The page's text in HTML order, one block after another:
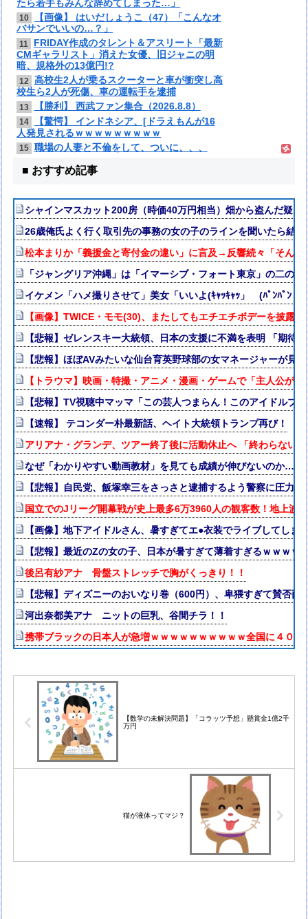
たら若手もみんな辞めてしまった…」
10
【画像】 はいだしょうこ（47）「こんなオ
バサンでいいの…？」
11
FRIDAY作成のタレント＆アスリート「最新
CMギャラリスト」消えた女優、旧ジャニの明
暗、規格外の13億円!?
12
高校生2人が乗るスクーターと車が衝突し高
校生ら2人が死傷、車の運転手を逮捕
13 【勝利】 西武ファン集合（2026.8.8）
14
【驚愕】 インドネシア、[ドラえもんが16
人発見されるｗｗｗｗｗｗｗｗｗ
15 職場の人妻と不倫をして、ついに、、、
■ おすすめ記事
シャインマスカット200房（時価40万円相当）畑から盗んだ疑
26歳俺氏よく行く取引先の事務の女の子のラインを聞いたら結果
松本まりか「義援金と寄付金の違い」に言及→反響続々「そんな
「ジャングリア沖縄」は「イマーシブ・フォート東京」の二
イケメン「ハメ撮りさせて」美女「いいよ(ｷｬｯｷｬｯ」 (ﾊﾟﾝﾊﾟﾝ
【画像】TWICE・モモ(30)、またしてもエチエチボデーを披露
【悲報】ゼレンスキー大統領、日本の支援に不満を表明 「期待
【悲報】ほぼAVみたいな仙台育英野球部の女マネージャーが見
【トラウマ】映画・特撮・アニメ・漫画・ゲームで「主人公が
【悲報】TV視聴中マッマ「この芸人つまらん！このアイドルブ
【速報】 テコンダー朴最新話、ヘイト大統領トランプ再び！
アリアナ・グランデ、ツアー終了後に活動休止へ 「終わらない
なぜ「わかりやすい動画教材」を見ても成績が伸びないのか…
【悲報】自民党、飯塚幸三をさっさと逮捕するよう警察に圧力か
国立でのJリーグ開幕戦が史上最多6万3960人の観客数！地上波
【画像】地下アイドルさん、暑すぎてエ●衣装でライブしてしま
【悲報】最近のZの女の子、日本が暑すぎて薄着すぎるｗｗｗｗ
後呂有紗アナ 骨盤ストレッチで胸がくっきり！！
【悲報】ディズニーのおいなり巻（600円）、卑猥すぎて賛否
河出奈都美アナ ニットの巨乳、谷間チラ！！
携帯ブラックの日本人が急増ｗｗｗｗｗｗｗｗｗｗ全国に４００
【数学の未解決問題】「コラッツ予想」懸賞金1億2千
万円
猫が液体ってマジ？